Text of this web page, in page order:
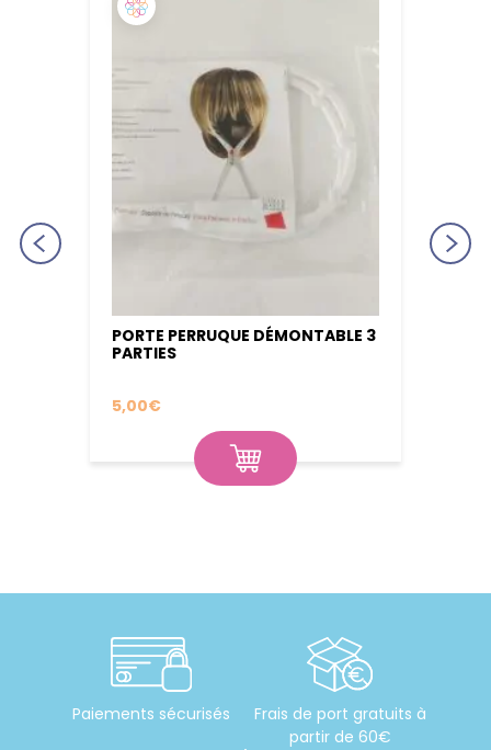
PORTE PERRUQUE DÉMONTABLE 3
PARTIES
5,00€
Paiements sécurisés
Frais de port gratuits à
partir de 60€